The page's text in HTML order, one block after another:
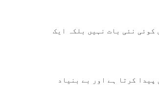
کوئی نئی بات نہیں بلکہ ایک
کرتا ہے اور بے بنیاد